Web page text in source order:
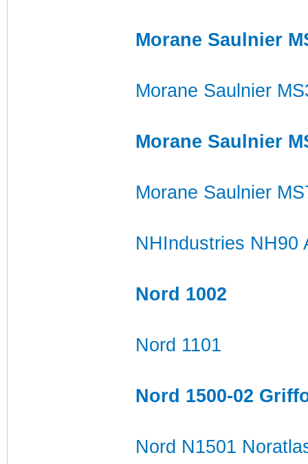
Morane Saulnier
Morane Saulnier
Morane Saulnier
Morane Saulnier
NHIndustries NH90
Nord 1002
Nord 1101
Nord 1500-02
Nord N1501